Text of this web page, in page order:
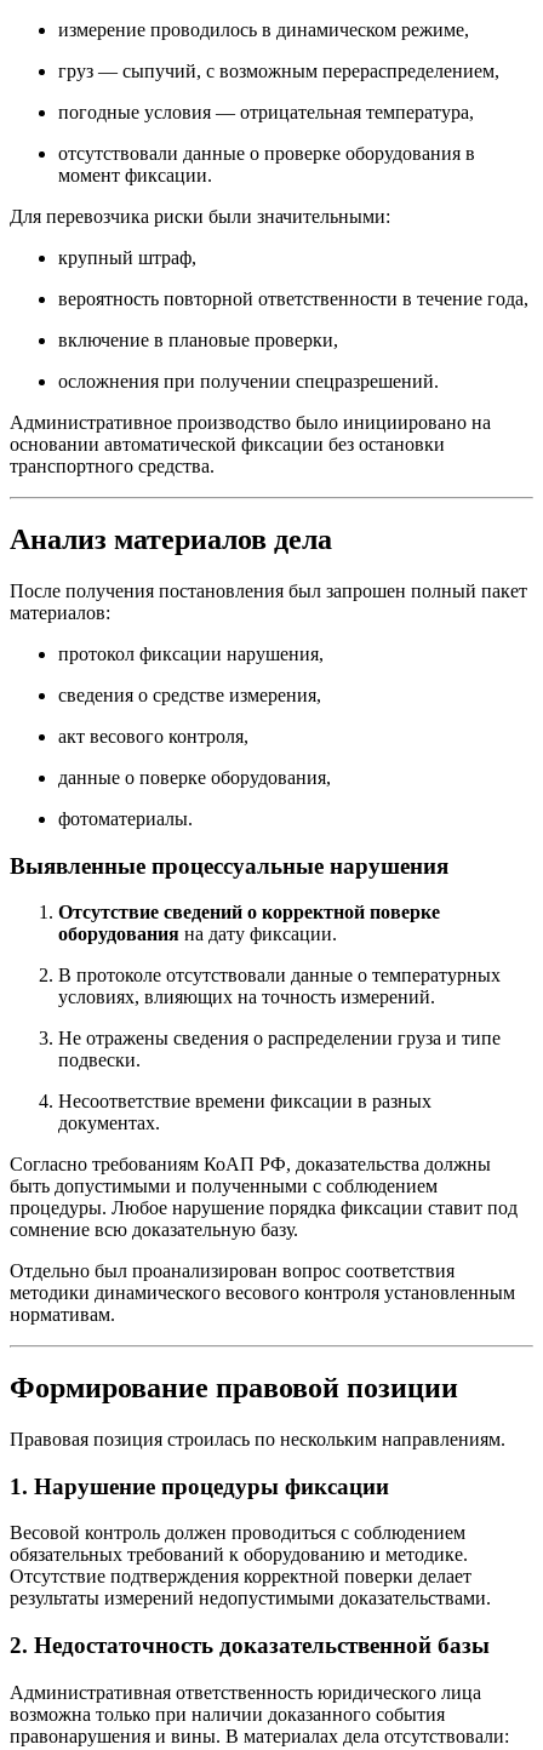
измерение проводилось в динамическом режиме,
груз — сыпучий, с возможным перераспределением,
погодные условия — отрицательная температура,
отсутствовали данные о проверке оборудования в
момент фиксации.
Для перевозчика риски были значительными:
крупный штраф,
вероятность повторной ответственности в течение года,
включение в плановые проверки,
осложнения при получении спецразрешений.
Административное производство было инициировано на
основании автоматической фиксации без остановки
транспортного средства.
Анализ материалов дела
После получения постановления был запрошен полный пакет
материалов:
протокол фиксации нарушения,
сведения о средстве измерения,
акт весового контроля,
данные о поверке оборудования,
фотоматериалы.
Выявленные процессуальные нарушения
Отсутствие сведений о корректной поверке
оборудования на дату фиксации.
В протоколе отсутствовали данные о температурных
условиях, влияющих на точность измерений.
Не отражены сведения о распределении груза и типе
подвески.
Несоответствие времени фиксации в разных
документах.
Согласно требованиям КоАП РФ, доказательства должны
быть допустимыми и полученными с соблюдением
процедуры. Любое нарушение порядка фиксации ставит под
сомнение всю доказательную базу.
Отдельно был проанализирован вопрос соответствия
методики динамического весового контроля установленным
нормативам.
Формирование правовой позиции
Правовая позиция строилась по нескольким направлениям.
1. Нарушение процедуры фиксации
Весовой контроль должен проводиться с соблюдением
обязательных требований к оборудованию и методике.
Отсутствие подтверждения корректной поверки делает
результаты измерений недопустимыми доказательствами.
2. Недостаточность доказательственной базы
Административная ответственность юридического лица
возможна только при наличии доказанного события
правонарушения и вины. В материалах дела отсутствовали: